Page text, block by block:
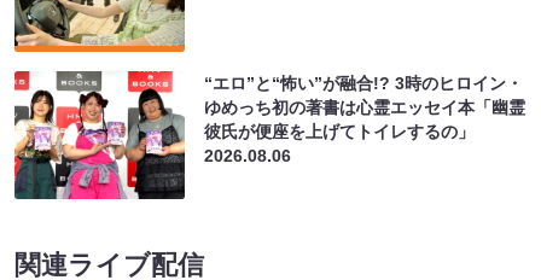
“エロ”と“怖い”が融合!? 3時のヒロイン・
ゆめっち初の著書は心霊エッセイ本「幽霊
彼氏が便座を上げてトイレするの」
2026.08.06
関連ライブ配信